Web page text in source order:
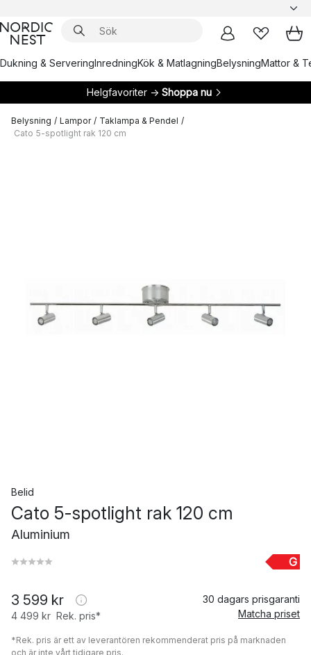
Dukning & ServeringInredningKök & MatlagningBelysningMattor &
Helgfavoriter → Shoppa nu
Belysning / Lampor / Taklampa & Pendel /
Cato 5-spotlight rak 120 cm
Belid
Cato 5-spotlight rak 120 cm
Aluminium
G
3 599 kr
4 499 kr Rek. pris*
30 dagars prisgaranti
Matcha priset
*Rek. pris är ett av leverantören rekommenderat pris på marknaden
och är inte vårt tidigare pris.